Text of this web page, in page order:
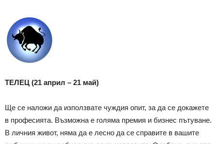
ТЕЛЕЦ (21 април – 21 май)
Ще се наложи да използвате чуждия опит, за да се докажете
в професията. Възможна е голяма премия и бизнес пътуване.
В личния живот, няма да е лесно да се справите в вашите